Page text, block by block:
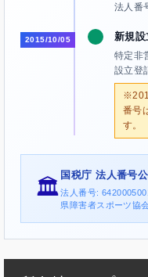
法人番
2015/10/05 新規設
特定非
設立登
番号
す。
🏛️
国税庁 法人番号
法人番号:
県障害者スポーツ協